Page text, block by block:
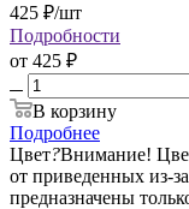
425 ₽/шт
Подробности
от 425 ₽
В корзину
Подробнее
Цвет?Внимание!
от приведенных из-
предназначены